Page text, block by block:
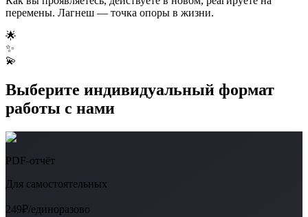
перемены. Лагнеш — точка опоры в жизни.
🌟
✨
💫
Выберите индивидуальный формат
работы с нами
PDF-отчёт
Для самостоятельных
249₽/единоразово